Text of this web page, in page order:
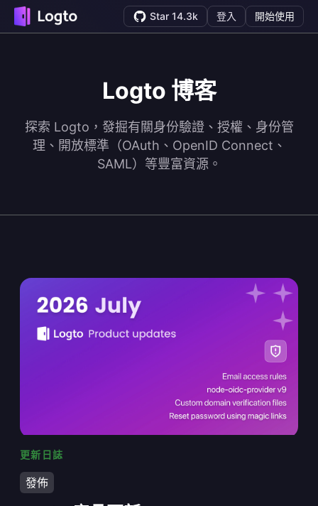
Star 14.3k 登入 開始使用
Logto 博客
探索 Logto，發掘有關身份驗證、授權、身份管
理、開放標準（OAuth、OpenID Connect、
SAML）等豐富資源。
更新日誌
發佈
Logto 產品更新